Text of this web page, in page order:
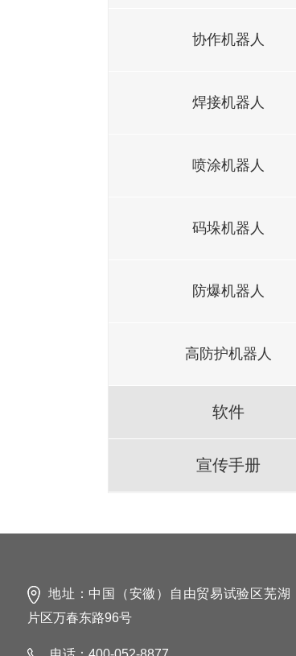
协作机器人
焊接机器人
喷涂机器人
码垛机器人
防爆机器人
高防护机器人
软件
宣传手册
地址：中国（安徽）自由贸易试验区芜湖
片区万春东路96号